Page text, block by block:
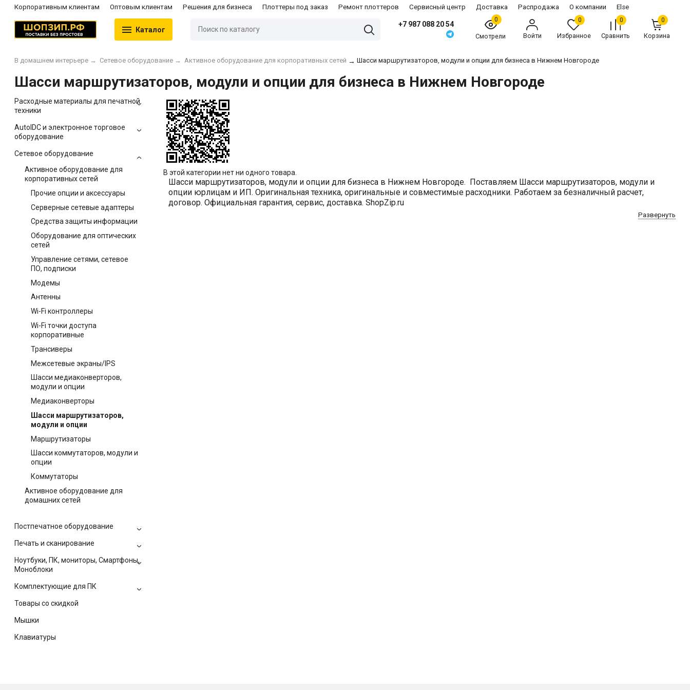
Корпоративным клиентам Оптовым клиентам Решения для бизнеса Плоттеры под заказ Ремонт плоттеров Сервисный центр Доставка Распродажа О компании Else
Каталог
+7 987 088 20 54
0
Смотрели Войти
0
Избранное
0
Сравнить
0
Корзина
В домашнем интерьере → Сетевое оборудование → Активное оборудование для корпоративных сетей → Шасси маршрутизаторов, модули и опции для бизнеса в Нижнем Новгороде
Шасси маршрутизаторов, модули и опции для бизнеса в Нижнем Новгороде
Расходные материалы для печатной
техники
AutoIDC и электронное торговое
оборудование
Сетевое оборудование
Активное оборудование для
корпоративных сетей
Прочие опции и аксессуары
Серверные сетевые адаптеры
Средства защиты информации
Оборудование для оптических
сетей
Управление сетями, сетевое
ПО, подписки
Модемы
Антенны
Wi-Fi контроллеры
Wi-Fi точки доступа
корпоративные
Трансиверы
Межсетевые экраны/IPS
Шасси медиаконверторов,
модули и опции
Медиаконверторы
Шасси маршрутизаторов,
модули и опции
Маршрутизаторы
Шасси коммутаторов, модули и
опции
Коммутаторы
Активное оборудование для
домашних сетей
Постпечатное оборудование
Печать и сканирование
Ноутбуки, ПК, мониторы, Смартфоны,
Моноблоки
Комплектующие для ПК
Товары со скидкой
Мышки
Клавиатуры
В этой категории нет ни одного товара.
Шасси маршрутизаторов, модули и опции для бизнеса в Нижнем Новгороде. Поставляем Шасси маршрутизаторов, модули и
опции юрлицам и ИП. Оригинальная техника, оригинальные и совместимые расходники. Работаем за безналичный расчет,
договор. Официальная гарантия, сервис, доставка. ShopZip.ru
Развернуть